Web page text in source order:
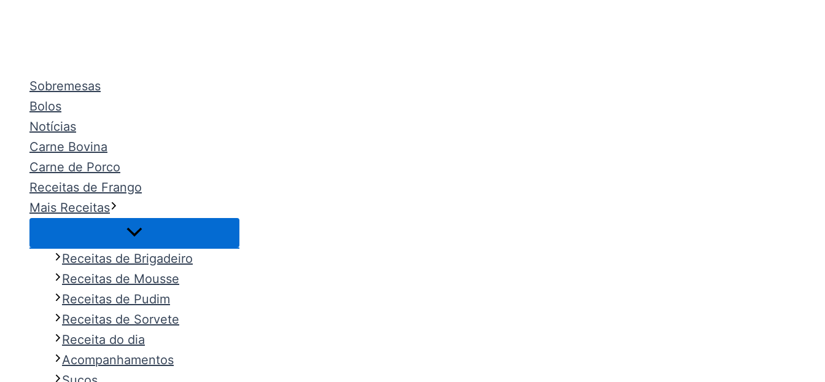
Sobremesas
Bolos
Notícias
Carne Bovina
Carne de Porco
Receitas de Frango
Mais Receitas
Receitas de Brigadeiro
Receitas de Mousse
Receitas de Pudim
Receitas de Sorvete
Receita do dia
Acompanhamentos